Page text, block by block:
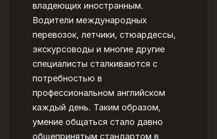
владеющих иностранным.
Водители международных
перевозок, летчики, стюардессы,
экскурсоводы и многие другие
специалисты сталкиваются с
потребностью в
профессиональном английском
каждый день. Таким образом,
умение общаться стало давно
общепринятым стандартом в